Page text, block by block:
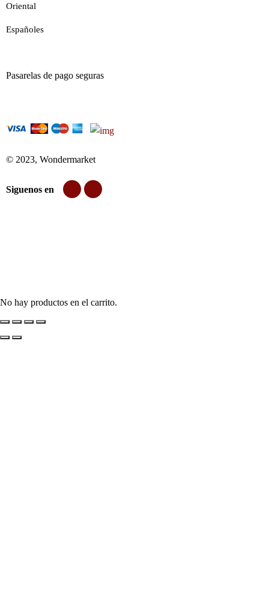
Oriental
Españoles
Pasarelas de pago seguras
© 2023, Wondermarket
Siguenos en
No hay productos en el carrito.